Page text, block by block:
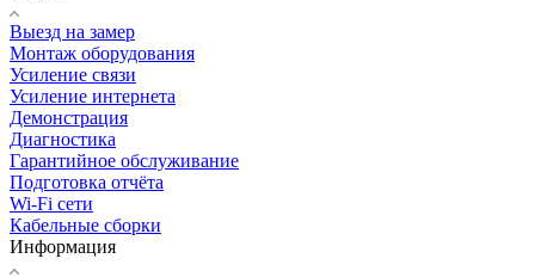
Выезд на замер
Монтаж оборудования
Усиление связи
Усиление интернета
Демонстрация
Диагностика
Гарантийное обслуживание
Подготовка отчёта
Wi-Fi сети
Кабельные сборки
Информация